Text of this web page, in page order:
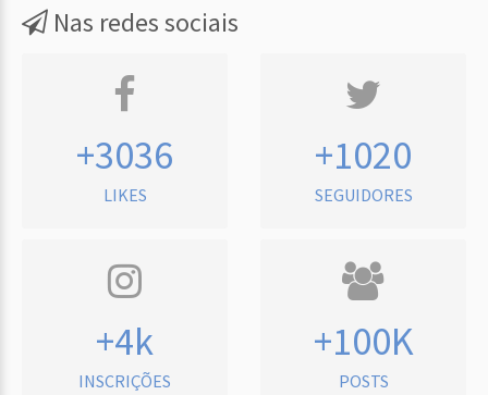
Nas redes sociais
+3036
LIKES
+1020
SEGUIDORES
+4k
INSCRIÇÕES
+100K
POSTS